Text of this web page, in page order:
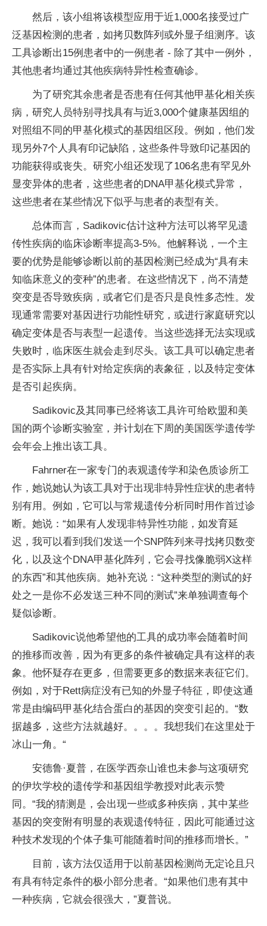
然后，该小组将该模型应用于近1,000名接受过广
泛基因检测的患者，如拷贝数阵列或外显子组测序。该
工具诊断出15例患者中的一例患者 - 除了其中一例外，
其他患者均通过其他疾病特异性检查确诊。
为了研究其余患者是否患有任何其他甲基化相关疾
病，研究人员特别寻找具有与近3,000个健康基因组的
对照组不同的甲基化模式的基因组区段。例如，他们发
现另外7个人具有印记缺陷，这些条件导致印记基因的
功能获得或丧失。研究小组还发现了106名患有罕见外
显变异体的患者，这些患者的DNA甲基化模式异常，
这些患者在某些情况下似乎与患者的表型有关。
总体而言，Sadikovic估计这种方法可以将罕见遗
传性疾病的临床诊断率提高3-5%。他解释说，一个主
要的优势是能够诊断以前的基因检测已经成为“具​​有未
知临床意义的变种”的患者。在这些情况下，尚不清楚
突变是否导致疾病，或者它们是否只是良性多态性。发
现通常需要对基因进行功能性研究，或进行家庭研究以
确定变体是否与表型一起遗传。当这些选择无法实现或
失败时，临床医生就会走到尽头。该工具可以确定患者
是否实际上具有针对给定疾病的表象征，以及特定变体
是否引起疾病。
Sadikovic及其同事已经将该工具许可给欧盟和美
国的两个诊断实验室，并计划在下周的美国医学遗传学
会年会上推出该工具。
Fahrner在一家专门的表观遗传学和染色质诊所工
作，她说她认为该工具对于出现非特异性症状的患者特
别有用。例如，它可以与常规遗传分析同时用作首过诊
断。她说：“如果有人发现非特异性功能，如发育延
迟，我可以看到我们发送一个SNP阵列来寻找拷贝数变
化，以及这个DNA甲基化阵列，它会寻找像脆弱X这样
的东西”和其他疾病。她补充说：“这种类型的测试的好
处之一是你不必发送三种不同的测试”来单独调查每个
疑似诊断。
Sadikovic说他希望他的工具的成功率会随着时间
的推移而改善，因为有更多的条件被确定具有这样的表
象。他怀疑存在更多，但需要更多的数据来表征它们。
例如，对于Rett病症没有已知的外显子特征，即使这通
常是由编码甲基化结合蛋白的基因的突变引起的。“数
据越多，这些方法就越好。。。。我想我们在这里处于
冰山一角。“
安德鲁·夏普，在医学西奈山谁也未参与这项研究
的伊坎学校的遗传学和基因组学教授对此表示赞
同。“我的猜测是，会出现一些或多种疾病，其中某些
基因的突变附有明显的表观遗传特征，因此可能通过这
种技术发现的个体子集可能随着时间的推移而增长。”
目前，该方法仅适用于以前基因检测尚无定论且只
有具有特定条件的极小部分患者。“如果他们患有其中
一种疾病，它就会很强大，”夏普说。